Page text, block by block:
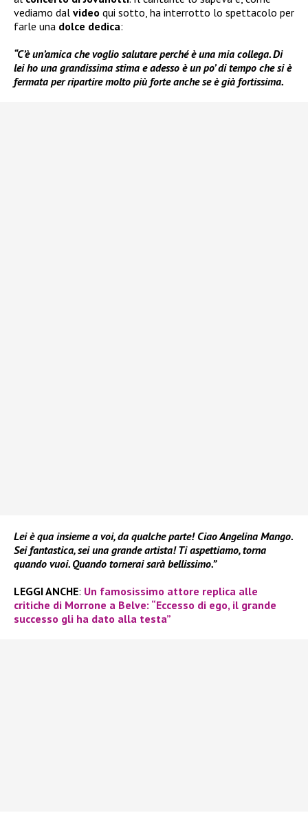
vediamo dal video qui sotto, ha interrotto lo spettacolo per
farle una dolce dedica:
“C’è un’amica che voglio salutare perché è una mia collega. Di
lei ho una grandissima stima e adesso è un po’ di tempo che si è
fermata per ripartire molto più forte anche se è già fortissima.
Lei è qua insieme a voi, da qualche parte! Ciao Angelina Mango.
Sei fantastica, sei una grande artista! Ti aspettiamo, torna
quando vuoi. Quando tornerai sarà bellissimo.”
LEGGI ANCHE: Un famosissimo attore replica alle
critiche di Morrone a Belve: “Eccesso di ego, il grande
successo gli ha dato alla testa”